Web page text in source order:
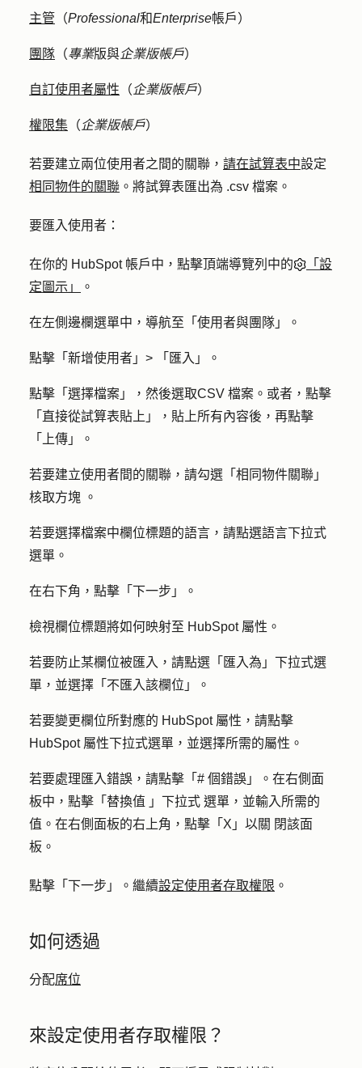
主管 （Professional和Enterprise帳戶）
團隊 （專業版與企業版帳戶）
自訂使用者屬性 （企業版帳戶）
權限集 （企業版帳戶）
若要建立兩位使用者之間的關聯， 請在試算表中設定
相同物件的關聯 。將試算表匯出為 .csv 檔案。
要匯入使用者：
在你的 HubSpot 帳戶中，點擊頂端導覽列中的
「設
定圖示」
。
在左側邊欄選單中，導航至「 使用者與團隊 」。
點擊「 新增使用者」> 「 匯入 」。
點擊「 選擇檔案 」，然後選取CSV 檔案 。或者，點擊
「 直接從試算表貼上 」，貼上所有內容後，再點擊
「
上傳 」。
若要建立使用者間的關聯，請勾選「 相同物件關聯」
核取方塊 。
若要選擇檔案中欄位標題的語言，請點選語言下拉式
選單。
在右下角，點擊「 下一步 」。
檢視欄位標題將如何映射至 HubSpot 屬性。
若要防止某欄位被匯入，請點選「 匯入為 」下拉式選
單，並選擇「 不匯入該欄位 」。
若要變更欄位所對應的 HubSpot 屬性，請點擊
HubSpot 屬性下拉式選單，並選擇所需的屬性 。
若要處理匯入錯誤，請點擊 「# 個錯誤 」。在右側面
板中，點擊「 替換值 」 下拉式 選單，並輸入所需的
值。在右側面板的右上角，點擊 「X」以關 閉該面
板。
點擊「 下一步 」。繼續設定使用者存取權限 。
如何透過
分配席位
來設定使用者存取權限？